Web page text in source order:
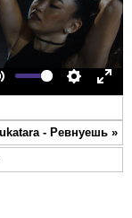
Settings
- Ревнуешь »